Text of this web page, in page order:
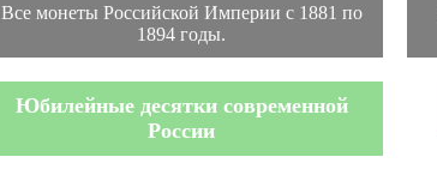
Все монеты Российской Империи с 1881 по
1894 годы.
Юбилейные десятки современной
России